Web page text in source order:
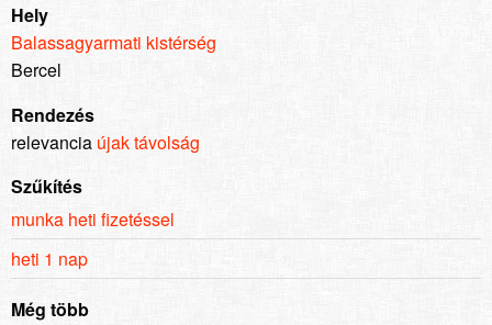
Hely
Balassagyarmati kistérség
Bercel
Rendezés
relevancia újaktávolság
Szűkítés
munka heti fizetéssel
heti 1 nap
Még több